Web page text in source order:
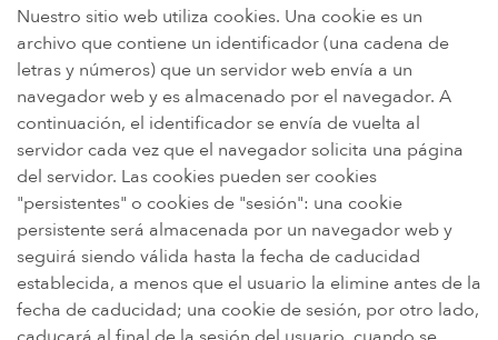
Nuestro sitio web utiliza cookies. Una cookie es un
archivo que contiene un identificador (una cadena de
letras y números) que un servidor web envía a un
navegador web y es almacenado por el navegador. A
continuación, el identificador se envía de vuelta al
servidor cada vez que el navegador solicita una página
del servidor. Las cookies pueden ser cookies
"persistentes" o cookies de "sesión": una cookie
persistente será almacenada por un navegador web y
seguirá siendo válida hasta la fecha de caducidad
establecida, a menos que el usuario la elimine antes de la
fecha de caducidad; una cookie de sesión, por otro lado,